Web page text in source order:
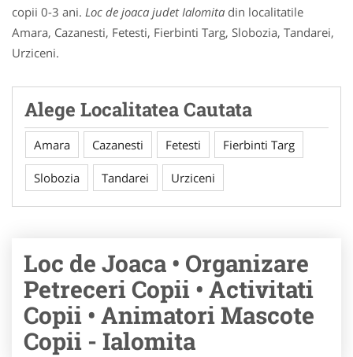
copii 0-3 ani. Loc de joaca judet Ialomita din localitatile
Amara, Cazanesti, Fetesti, Fierbinti Targ, Slobozia, Tandarei,
Urziceni.
Alege Localitatea Cautata
Amara Cazanesti Fetesti Fierbinti Targ
Slobozia Tandarei Urziceni
Loc de Joaca • Organizare
Petreceri Copii • Activitati
Copii • Animatori Mascote
Copii - Ialomita